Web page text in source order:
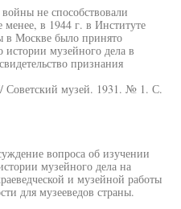
не способствовали
в 1944 г. в Институте
в Москве было принято
музейного дела в
признания
Советский музей. 1931. № 1. С.
вопроса об изучении
музейного дела на
и музейной работы
для музееведов страны.